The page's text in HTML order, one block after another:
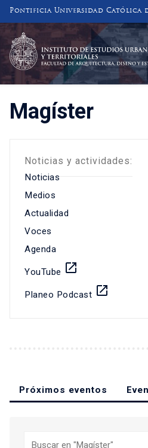
Pontificia Universidad Católica
INSTITUTO DE
Y TERRITORIALES
FACULTAD DE ARQUITECTURA,
Magíster
Noticias y actividades:
Noticias
Medios
Actualidad
Voces
Agenda
YouTube launch
Planeo Podcast launch
Próximos eventos